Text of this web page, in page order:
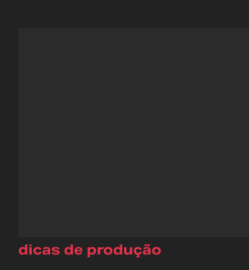
dicas de produção